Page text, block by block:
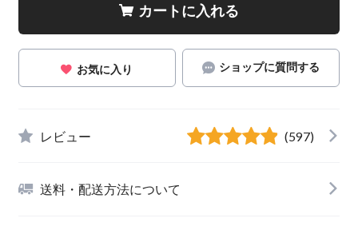
カートに入れる
お気に入り ショップに質問する
レビュー (597)
送料・配送方法について